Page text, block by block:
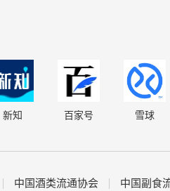
新知 百家号 雪球
中国酒类流通协会 中国副食